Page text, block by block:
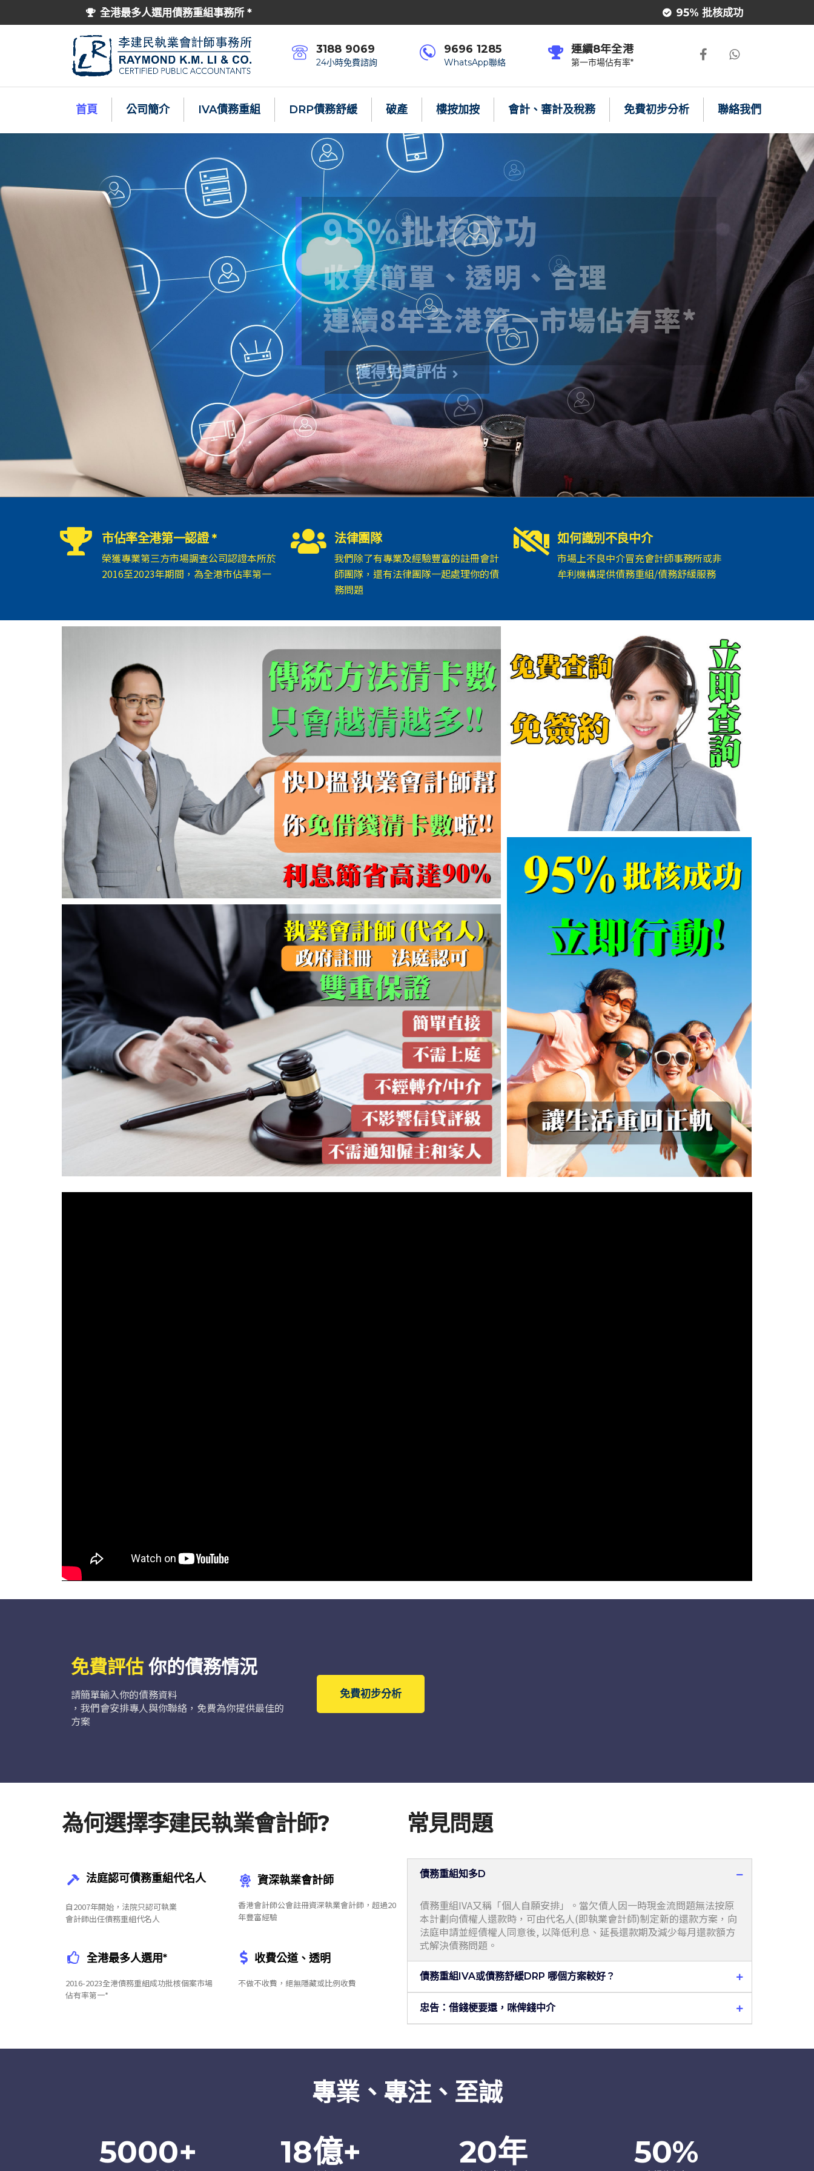
全港最多人選用債務重組事務所 * 95% 批核成功
3188 9069
24小時免費諮詢
9696 1285
WhatsApp聯絡
連續8年全港
第一市場佔有率*
首頁 公司簡介 IVA債務重組 DRP債務舒緩 破產 樓按加按 會計、審計及稅務 免費初步分析 聯絡我們
法庭認可債務重組代名人
全港最多人選用債務重組事務所*
獲得免費評估
市佔率全港第一認證 *
榮獲專業第三方市場調查公司認證本所於
2016至2023年期間，為全港市佔率第一
法律團隊
我們除了有專業及經驗豐富的註冊會計
師團隊，還有法律團隊一起處理你的債
務問題
如何識別不良中介
市場上不良中介冒充會計師事務所或非
牟利機構提供債務重組/債務舒緩服務
免費評估 你的債務情況
請簡單輸入你的債務資料
，我們會安排專人與你聯絡，免費為你提供最佳的
方案
免費初步分析
為何選擇李建民執業會計師?
法庭認可債務重組代名人
自2007年開始，法院只認可執業
會計師出任債務重組代名人
資深執業會計師
香港會計師公會註冊資深執業會計師，超過20
年豐富經驗
全港最多人選用*
2016-2023全港債務重組成功批核個案市場
佔有率第一*
收費公道、透明
不做不收費，絕無隱藏或比例收費
常見問題
債務重組知多D
債務重組IVA又稱「個人自願安排」。當欠債人因一時現金流問題無法按原
本計劃向債權人還款時，可由代名人(即執業會計師)制定新的還款方案，向
法庭申請並經債權人同意後, 以降低利息、延長還款期及減少每月還款額方
式解決債務問題。
債務重組IVA或債務舒緩DRP 哪個方案較好 ?
忠告：借錢梗要還，咪俾錢中介
專業、專注、至誠
5000+ 18億+ 20年 50%